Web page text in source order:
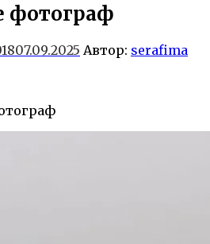
фотограф
07.09.2025 Автор: serafima